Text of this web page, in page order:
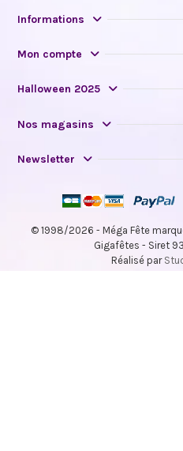
Informations
Mon compte
Halloween 2025
Nos magasins
Newsletter
© 1998/2026 - Méga Fête
Gigafêtes - Siret
Réalisé par